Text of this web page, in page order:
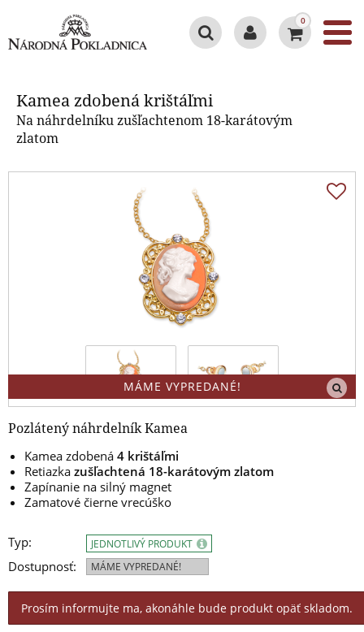
0
Kamea zdobená krištáľmi
Na náhrdelníku zušľachtenom 18-karátovým
zlatom
MÁME VYPREDANÉ!
Pozlátený náhrdelník Kamea
Kamea zdobená 4 krištáľmi
Retiazka zušľachtená 18-karátovým zlatom
Zapínanie na silný magnet
Zamatové čierne vrecúško
Typ:
Dostupnosť:
JEDNOTLIVÝ PRODUKT
MÁME VYPREDANÉ!
Prosím informujte ma, akonáhle bude produkt opäť skladom.
Kamea zdobená krištáľmi